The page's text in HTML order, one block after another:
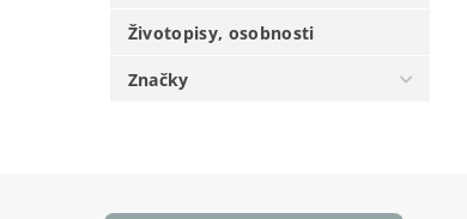
Životopisy, osobnosti
Značky